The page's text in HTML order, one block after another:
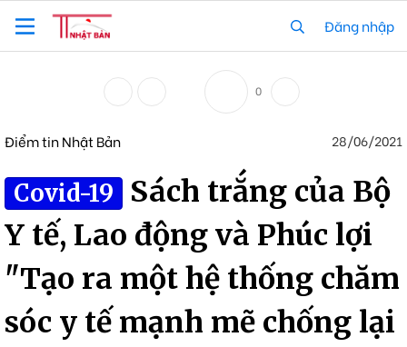
Đăng nhập
0
Điểm tin Nhật Bản 28/06/2021
Covid-19
Sách trắng của Bộ
Y tế, Lao động và Phúc lợi
"Tạo ra một hệ thống chăm
sóc y tế mạnh mẽ chống lại